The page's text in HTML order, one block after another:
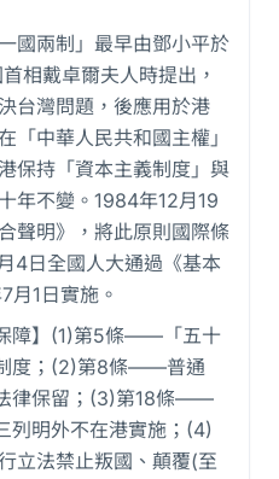
國兩制」最早由鄧小平於
相戴卓爾夫人時提出，
台灣問題，後應用於港
「中華人民共和國主權」
保持「資本主義制度」與
年不變。1984年12月19
聲明》，將此原則國際條
4日全國人大通過《基本
月1日實施。
障】(1)第5條——「五十
度；(2)第8條——普通
律保留；(3)第18條——
列明外不在港實施；(4)
法禁止叛國、顛覆(至